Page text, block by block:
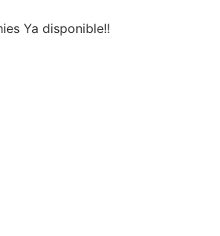
Ya disponible!!